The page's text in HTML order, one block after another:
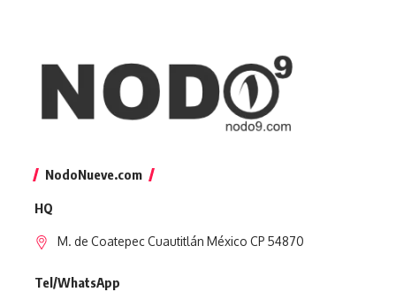
NodoNueve.com
HQ
M. de Coatepec Cuautitlán México CP 54870
Tel/WhatsApp